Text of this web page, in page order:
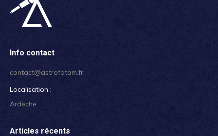
Info contact
contact@astrofotam.fr
Localisation :
Ardèche
Articles récents